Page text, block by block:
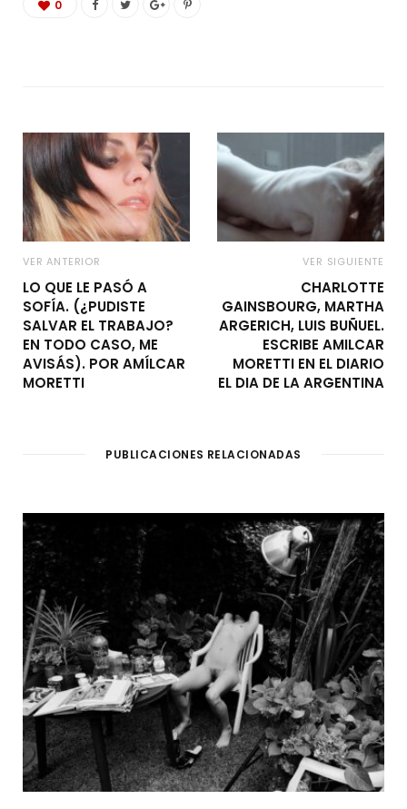
0
VER ANTERIOR
LO QUE LE PASÓ A
SOFÍA. (¿PUDISTE
SALVAR EL TRABAJO?
EN TODO CASO, ME
AVISÁS). POR AMÍLCAR
MORETTI
VER SIGUIENTE
CHARLOTTE
GAINSBOURG, MARTHA
ARGERICH, LUIS BUÑUEL.
ESCRIBE AMILCAR
MORETTI EN EL DIARIO
EL DIA DE LA ARGENTINA
PUBLICACIONES RELACIONADAS